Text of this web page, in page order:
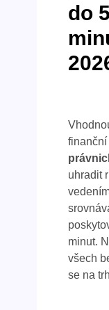
do 5
uhradit
minut.
všech
se na